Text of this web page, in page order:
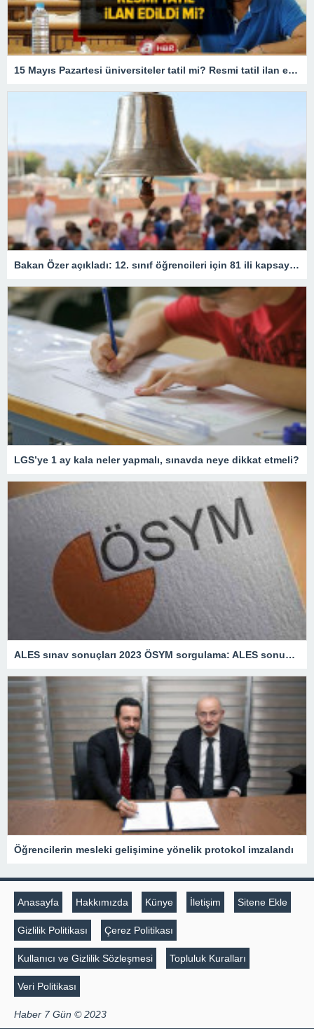
15 Mayıs Pazartesi üniversiteler tatil mi? Resmi tatil ilan edildi mi? Lisans, ön lisans, doktora, yüksek lisans…
Bakan Özer açıkladı: 12. sınıf öğrencileri için 81 ili kapsayan devamsızlık kararı
LGS’ye 1 ay kala neler yapmalı, sınavda neye dikkat etmeli?
ALES sınav sonuçları 2023 ÖSYM sorgulama: ALES sonuçları ne zaman açıklanacak?
Öğrencilerin mesleki gelişimine yönelik protokol imzalandı
Anasayfa Hakkımızda Künye İletişim Sitene Ekle
Gizlilik Politikası Çerez Politikası
Kullanıcı ve Gizlilik Sözleşmesi Topluluk Kuralları
Veri Politikası
Haber 7 Gün © 2023